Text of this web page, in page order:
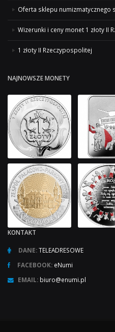
Oferta sklepu numizmatycznego
Wizerunki i ceny monet 1 złoty II
1 złoty II Rzeczypospolitej
NAJNOWSZE MONETY
KONTAKT
DANE:TELEADRESOWE
FACEBOOK: eNumi
EMAIL: biuro@enumi.pl